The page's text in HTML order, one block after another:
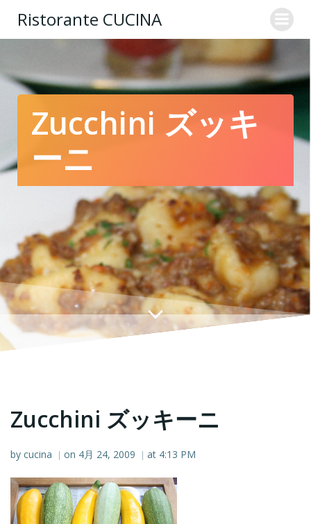
ン
テ
ン
ツ
へ
Ristorante CUCINA
Zucchini ズッキ
ーニ
Zucchini ズッキーニ
by cucina | on 4月 24, 2009 | at 4:13 PM